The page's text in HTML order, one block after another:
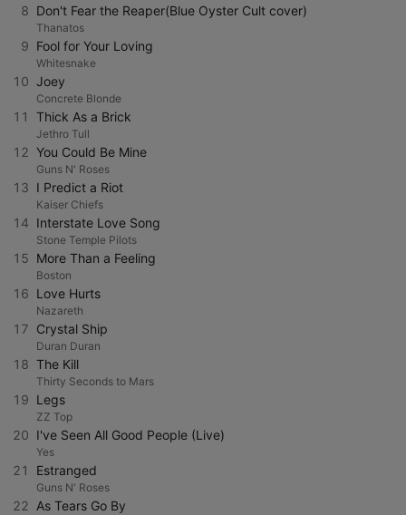
8 Don't Fear the Reaper(Blue Oyster Cult cover)
Thanatos
9 Fool for Your Loving
Whitesnake
10 Joey
Concrete Blonde
11 Thick As a Brick
Jethro Tull
12 You Could Be Mine
Guns N' Roses
13 I Predict a Riot
Kaiser Chiefs
14 Interstate Love Song
Stone Temple Pilots
15 More Than a Feeling
Boston
16 Love Hurts
Nazareth
17 Crystal Ship
Duran Duran
18 The Kill
Thirty Seconds to Mars
19 Legs
ZZ Top
20 I've Seen All Good People (Live)
Yes
21 Estranged
Guns N' Roses
22 As Tears Go By